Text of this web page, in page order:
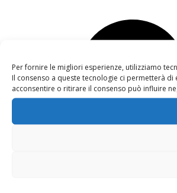
Per fornire le migliori esperienze, utilizziamo
Il consenso a queste tecnologie ci permetterà
acconsentire o ritirare il consenso può influire